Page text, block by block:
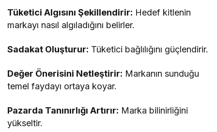
Tüketici Algısını Şekillendirir: Hedef kitlenin
markayı nasıl algıladığını belirler.
Sadakat Oluşturur: Tüketici bağlılığını güçlendirir.
Değer Önerisini Netleştirir: Markanın sunduğu
temel faydayı ortaya koyar.
Pazarda Tanınırlığı Artırır: Marka bilinirliğini
yükseltir.